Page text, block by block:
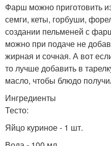
Фарш можно приготовить
семги, кеты, горбуши,
создании пельменей с
можно при подаче не
жирная и сочная. А вот
то лучше добавить в
масло, чтобы блюдо
Ингредиенты
Тесто:
Яйцо куриное - 1 шт.